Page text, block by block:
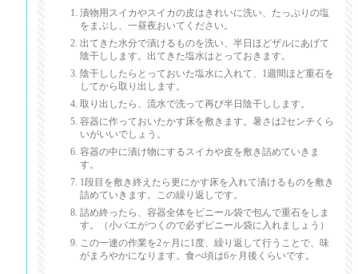
漬物用スイカやスイカの皮はきれいに洗い、たっぷりの塩
をまぶし、一昼夜おいてください。
出てきた水分で漬けるものを洗い、半日ほどザルにあげて
陰干しします。出てきた塩水はとっておきます。
陰干ししたらとっておいた塩水に入れて、1週間ほど重石を
してから取り出します。
取り出したら、流水で洗って再び半日陰干しします。
容器に作っておいたかす床を敷きます。暑さは2センチくら
いがいいでしょう。
容器の中に漬け物にするスイカや皮を敷き詰めていきま
す。
1段目を敷き終えたら更にかす床を入れて漬けるものを敷き
詰めていきます。この繰り返しです。
詰め終ったら、容器全体をビニール袋で包んで重石をしま
す。（小バエがつくので必ずビニール袋に入れましょう）
この一連の作業を2ヶ月に1度、繰り返して行うことで、味
がまろやかになります。食べ頃は6ヶ月後くらいです。